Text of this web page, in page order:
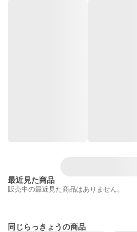
最近見た商品
販売中の最近見た商品はありません。
同じらっきょうの商品